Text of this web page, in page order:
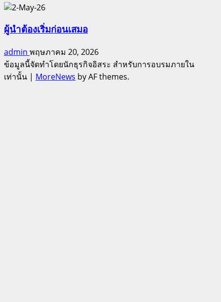
ผู้นำต้องเริ่มก่อนเสมอ
admin พฤษภาคม 20, 2026
ข้อมูลนี้จัดทำโดยนักธุรกิจอิสระ สำหรับการอบรมภายใน
เท่านั้น | MoreNews by AF themes.